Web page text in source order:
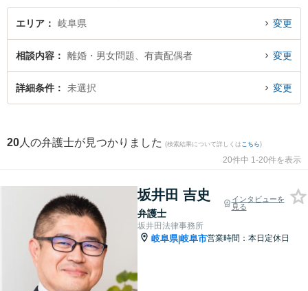
問題に関係する財産分与や養育費、親権等の細かな分野での絞り込み検索もで
き便利です。特に坂井田法律事務所の坂井田 吉史弁護士やベリーベスト法律事
で土日や夜間に発生した有責配偶者のトラブルを今すぐに弁護士に相談した
い』『有責配偶者のトラブル解決の実績豊富な近くの弁護士を検索したい』
『初回相談無料で有責配偶者を法律相談できる岐阜県内の弁護士に相談予約し
エリア 岐阜県 変更
相談内容 離婚・男女問題、有責配偶者 変更
詳細条件 未選択 変更
20 人の弁護士が見つかりました (検索結果について詳しくは こちら)
20件中 1-20件を表示
坂井田 吉史
弁護士
インタビューを
見る
坂井田法律事務所
岐阜県|岐阜市営業時間：本日定休日